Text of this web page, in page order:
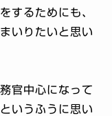
するためにも、
いりたいと思い
官中心になって
いうふうに思い